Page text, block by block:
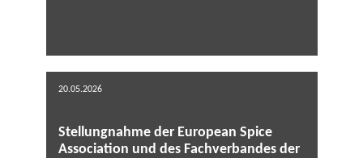
20.05.2026
Stellungnahme der European Spice
Association und des Fachverbandes der